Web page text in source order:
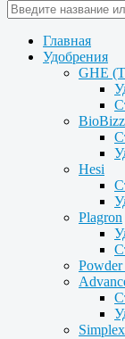
Главная
Удобрения
GHE
BioBizz
Hesi
Plagron
Simplex